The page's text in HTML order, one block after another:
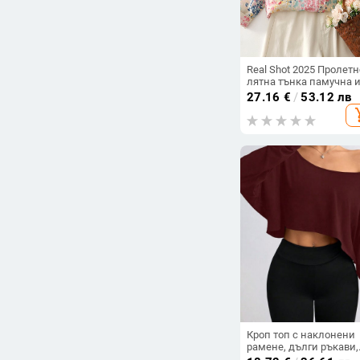
Real Shot 2025
лятна тънка памучна и
ленена художествена
свободна риза с дълъг
ръкав и флорален
цвят макарон за жени
27.16 € /53.12 лв
Кроп топ с наклонени
рамене, дълги ръкави,